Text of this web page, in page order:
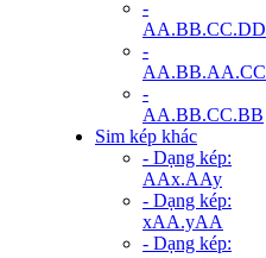
-
AA.BB.CC.DD
-
AA.BB.AA.CC
-
AA.BB.CC.BB
Sim kép khác
- Dạng kép:
AAx.AAy
- Dạng kép:
xAA.yAA
- Dạng kép: